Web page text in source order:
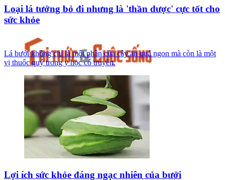
Loại lá tưởng bỏ đi nhưng là 'thần dược' cực tốt cho
sức khỏe
Lá bưởi không chỉ là một phần của cây ăn quả ngon mà còn là một
vị thuốc quý trong y học cổ truyền.
Lợi ích sức khỏe đáng ngạc nhiên của bưởi